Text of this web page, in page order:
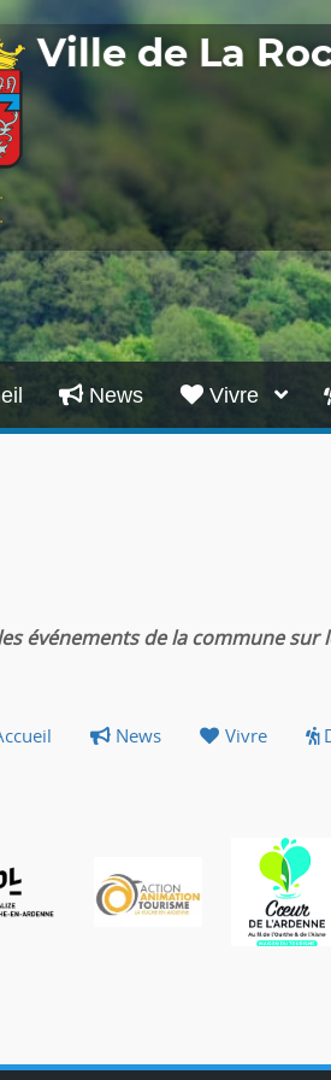
Ville de La
News Vivre
événements de la commune sur
News Vivre